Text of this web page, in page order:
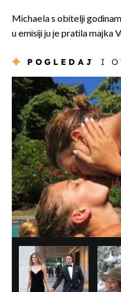
Michaela s obitelji
u emisiji ju je pratila majka
POGLEDAJ I